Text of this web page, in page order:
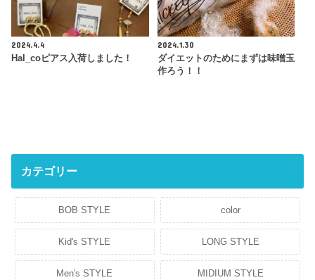
2024.4.4
Hal_coピアス入荷しました！
2024.1.30
ダイエットのためにまずは味噌玉
作ろう！！
カテゴリー
BOB STYLE color
Kid's STYLE LONG STYLE
Men's STYLE MIDIUM STYLE